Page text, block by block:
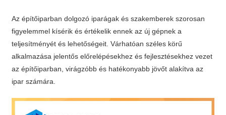
Az építőiparban dolgozó iparágak és szakemberek szorosan
figyelemmel kísérik és értékelik ennek az új gépnek a
teljesítményét és lehetőségeit. Várhatóan széles körű
alkalmazása jelentős előrelépésekhez és fejlesztésekhez vezet
az építőiparban, virágzóbb és hatékonyabb jövőt alakítva az
ipar számára.